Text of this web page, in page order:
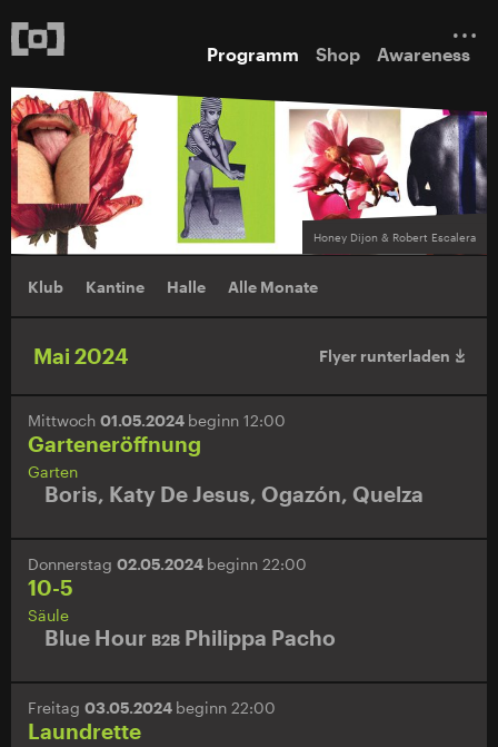
Programm Shop Awareness
Honey Dijon & Robert Escalera
Klub Kantine Halle Alle Monate
Mai 2024 Flyer runterladen
Mittwoch 01.05.2024 beginn 12:00
Garteneröffnung
Garten
Boris, Katy De Jesus, Ogazón, Quelza
Donnerstag 02.05.2024 beginn 22:00
10-5
Säule
Blue Hour B2B Philippa Pacho
Freitag 03.05.2024 beginn 22:00
Laundrette